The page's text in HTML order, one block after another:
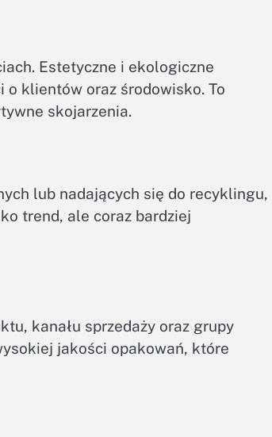
Estetyczne i ekologiczne
o klientów oraz środowisko. To
skojarzenia.
lub nadających się do recyklingu,
trend, ale coraz bardziej
kanału sprzedaży oraz grupy
jakości opakowań, które